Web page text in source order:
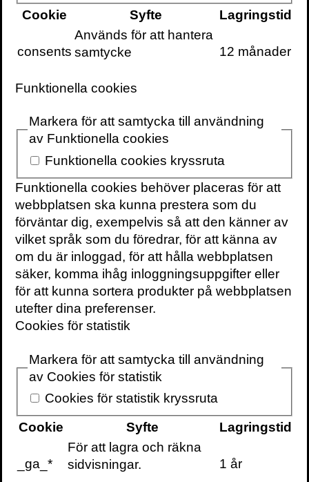
Beredskap och ledarskap i skarpt läge
berättar jag om den hektiska förmiddag
då karensdagen fick plockas bort – då
Folkhälsomyndigheten
stanna hemma vid minsta symtom på
Finansminister Magdalena Andersson
ringde tidigt på morgonen. Jag var
fortfarande hemma i radhuset. Hon frågade
om jag hade sett Folkhälsomyndighetens
dåvarande generaldirektör Johan Carlson
på morgon-TV. Nej, det hade jag inte gjort.
Generellt var jag glad om jag hann lyssna
på Morgonekot innan jag lämnade
hemmet.
Magdalena Andersson hade uppfattat att
Johan Carlson hade sagt att alla måste
stanna hemma vid minsta symtom. Om det
var myndighetens skarpa rekommendation
var det inte rimligt att behålla karensdagen i
sjukförsäkringen. Annars var ju risken att
vanliga löntagare inte skulle kunna följa
myndigheternas rekommendation och
tvingas till jobbet ändå, av ekonomiska
skäl. Då skulle smittspridningen öka. Vi
Cookie
Syfte Lagringstid
consents
Används för att hantera
samtycke
12 månader
Funktionella cookies
Markera för att samtycka till användning
av Funktionella cookies
Funktionella cookies kryssruta
Funktionella cookies behöver placeras för att
webbplatsen ska kunna prestera som du
förväntar dig, exempelvis så att den känner av
vilket språk som du föredrar, för att känna av
om du är inloggad, för att hålla webbplatsen
säker, komma ihåg inloggningsuppgifter eller
för att kunna sortera produkter på webbplatsen
utefter dina preferenser.
Cookies för statistik
Markera för att samtycka till användning
av Cookies för statistik
Cookies för statistik kryssruta
Cookie
Syfte Lagringstid
_ga_*
För att lagra och räkna
sidvisningar.
1 år